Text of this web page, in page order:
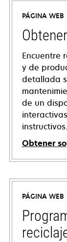
PÁGINA WEB
Encuentre
y de
detallada
de un
instructivos.
Obtener
se
abre
una
pestaña
nueva
PÁGINA WEB